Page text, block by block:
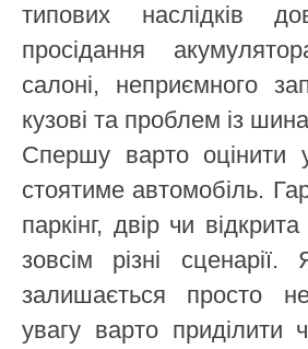
типових наслідків
просідання
салоні, неприємного
кузові та проблем із
Спершу варто оцінити
стоятиме автомобіль.
паркінг, двір чи
зовсім різні
залишається просто
увагу варто приділити